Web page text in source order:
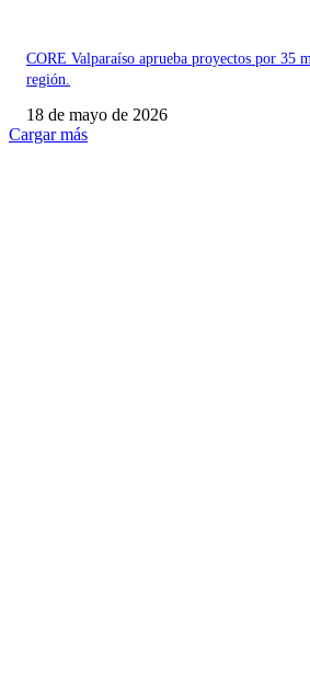
CORE Valparaíso aprueba proyectos por 35
región.
18 de mayo de 2026
Cargar más